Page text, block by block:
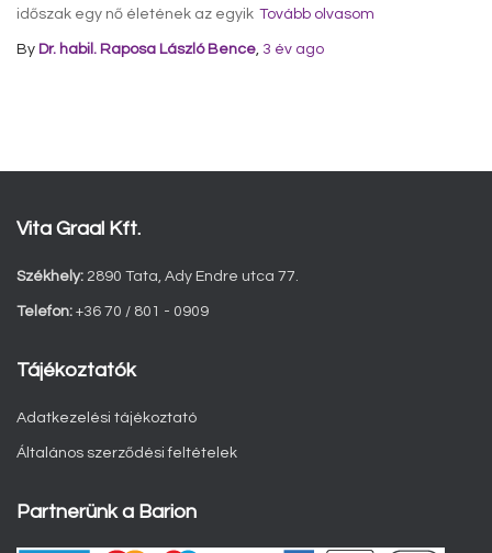
időszak egy nő életének az egyik Tovább olvasom
By Dr. habil. Raposa László Bence 3 év ago
Vita Graal Kft.
Székhely: 2890 Tata, Ady Endre utca 77.
Telefon: +36 70 / 801 - 0909
Tájékoztatók
Adatkezelési tájékoztató
Általános szerződési feltételek
Partnerünk a Barion